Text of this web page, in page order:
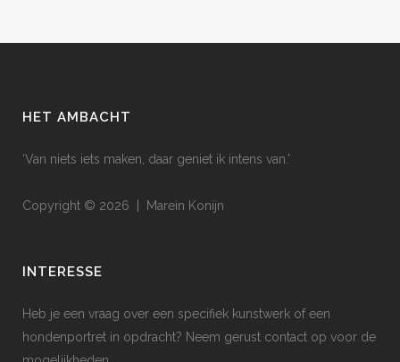
HET AMBACHT
‘Van niets iets maken, daar geniet ik intens van.’
Copyright © 2026 | Marein Konijn
INTERESSE
Heb je een vraag over een specifiek kunstwerk of een
hondenportret in opdracht? Neem gerust contact op voor de